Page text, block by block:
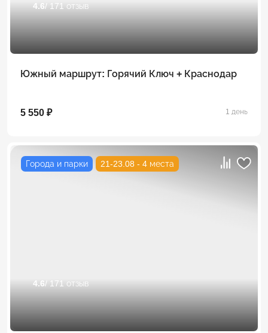
4.6/ 171 отзыв
Южный маршрут: Горячий Ключ + Краснодар
5 550 ₽ 1 день
Города и парки 21-23.08 - 4 места
4.6/ 171 отзыв